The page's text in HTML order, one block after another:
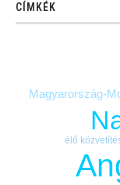
CÍMKÉK
Magyarország-
élő